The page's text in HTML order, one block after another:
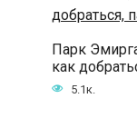
Парк
как
5.1к.